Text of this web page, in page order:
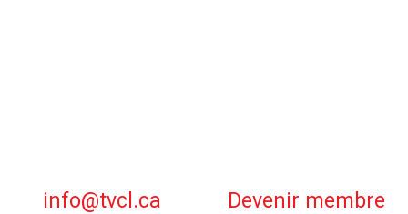
info@tvcl.ca Devenir membre